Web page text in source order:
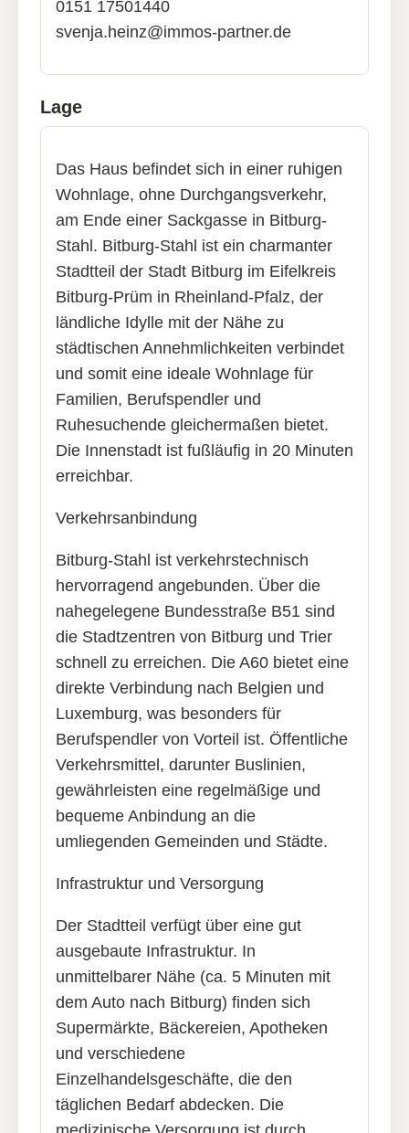
0151 17501440
svenja.heinz@immos-partner.de
Lage
Das Haus befindet sich in einer ruhigen
Wohnlage, ohne Durchgangsverkehr,
am Ende einer Sackgasse in Bitburg-
Stahl. Bitburg-Stahl ist ein charmanter
Stadtteil der Stadt Bitburg im Eifelkreis
Bitburg-Prüm in Rheinland-Pfalz, der
ländliche Idylle mit der Nähe zu
städtischen Annehmlichkeiten verbindet
und somit eine ideale Wohnlage für
Familien, Berufspendler und
Ruhesuchende gleichermaßen bietet.
Die Innenstadt ist fußläufig in 20 Minuten
erreichbar.
Verkehrsanbindung
Bitburg-Stahl ist verkehrstechnisch
hervorragend angebunden. Über die
nahegelegene Bundesstraße B51 sind
die Stadtzentren von Bitburg und Trier
schnell zu erreichen. Die A60 bietet eine
direkte Verbindung nach Belgien und
Luxemburg, was besonders für
Berufspendler von Vorteil ist. Öffentliche
Verkehrsmittel, darunter Buslinien,
gewährleisten eine regelmäßige und
bequeme Anbindung an die
umliegenden Gemeinden und Städte.
Infrastruktur und Versorgung
Der Stadtteil verfügt über eine gut
ausgebaute Infrastruktur. In
unmittelbarer Nähe (ca. 5 Minuten mit
dem Auto nach Bitburg) finden sich
Supermärkte, Bäckereien, Apotheken
und verschiedene
Einzelhandelsgeschäfte, die den
täglichen Bedarf abdecken. Die